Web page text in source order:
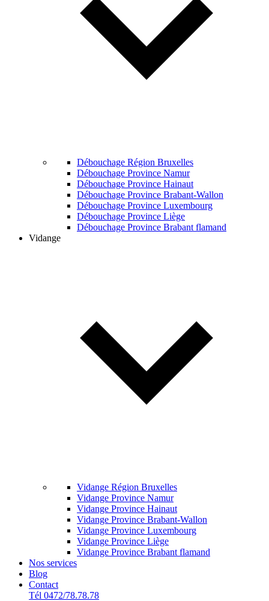
Débouchage Région Bruxelles
Débouchage Province Namur
Débouchage Province Hainaut
Débouchage Province Brabant-Wallon
Débouchage Province Luxembourg
Débouchage Province Liège
Débouchage Province Brabant flamand
Vidange
Vidange Région Bruxelles
Vidange Province Namur
Vidange Province Hainaut
Vidange Province Brabant-Wallon
Vidange Province Luxembourg
Vidange Province Liège
Vidange Province Brabant flamand
Nos services
Blog
Contact
Tél 0472/78.78.78